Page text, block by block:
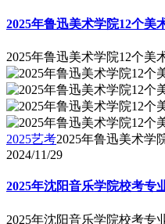
2025年鲁迅美术学院12个美
2025年鲁迅美术学院12个美
2025艺考2025年鲁迅美术学
2024/11/29
2025年沈阳音乐学院校考专
2025年沈阳音乐学院校考专